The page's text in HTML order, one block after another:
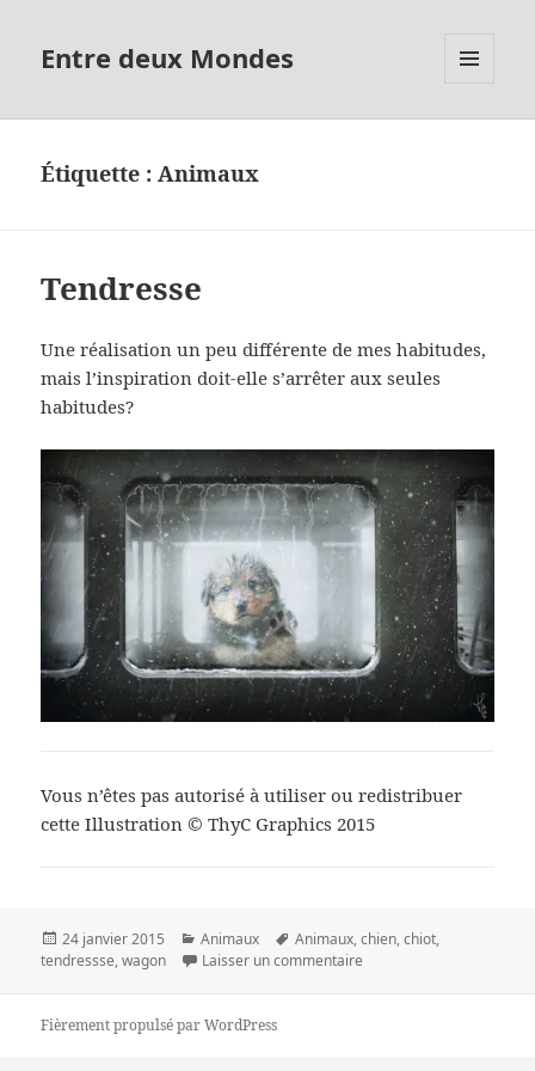
Entre deux Mondes
Étiquette :Animaux
Tendresse
Une réalisation un peu différente de mes habitudes,
mais l’inspiration doit-elle s’arrêter aux seules
habitudes?
Vous n’êtes pas autorisé à utiliser ou redistribuer
cette Illustration © ThyC Graphics 2015
Publié
le
24 janvier 2015 Catégories
Animaux
Mots-
clés
Animaux,chien,chiot,
tendressse,wagon Laisser un commentaire
Fièrement propulsé par WordPress